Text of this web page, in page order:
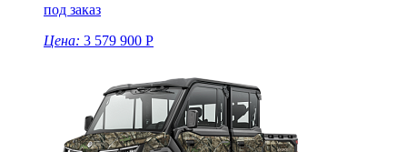
под заказ
Цена: 3 579 900 Р